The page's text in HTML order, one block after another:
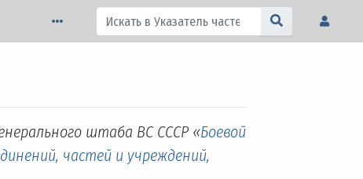
штаба ВС СССР «Боевой
частей и учреждений,